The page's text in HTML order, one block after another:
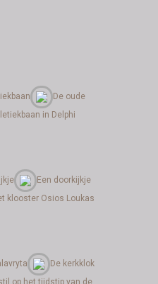
De oude
in Delphi
Een doorkijkje
klooster Osios Loukas
De kerkklok
op het tijdstip van de